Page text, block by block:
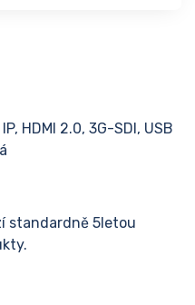
HDMI 2.0, 3G-SDI, USB
standardně 5letou